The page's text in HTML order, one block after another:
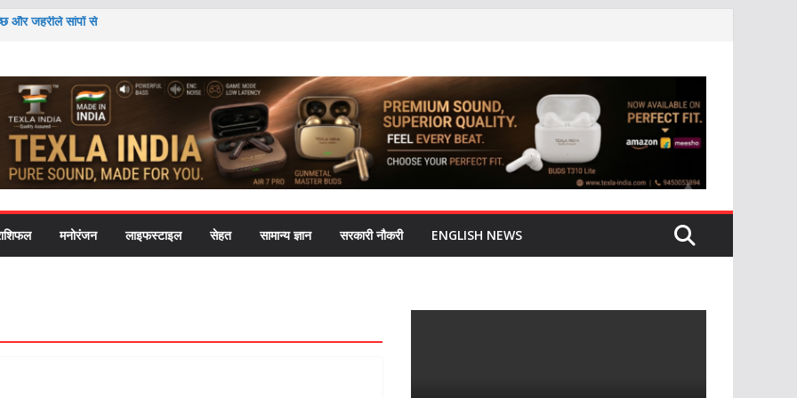
और जहरीले सांपों से
को लेकर
की चिंता ने पोते को
समझ आएगी सदियों
मनोरंजन लाइफस्टाइल सेहत सामान्य ज्ञान सरकारी नौकरी ENGLISH NEWS